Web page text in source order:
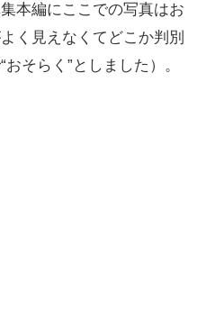
本編にここでの写真はお
く見えなくてどこか判別
そらく”としました）。